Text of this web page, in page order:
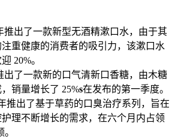
推出了一款新型无酒精漱口水，由于其
重健康的消费者的吸引力，该漱口水
20%。
出了一款新的口气清新口香糖，由木糖
销量增长了 25%s在发布的第一季度。
推出了基于草药的口臭治疗系列，旨在
理不断增长的需求，在六个月内占领